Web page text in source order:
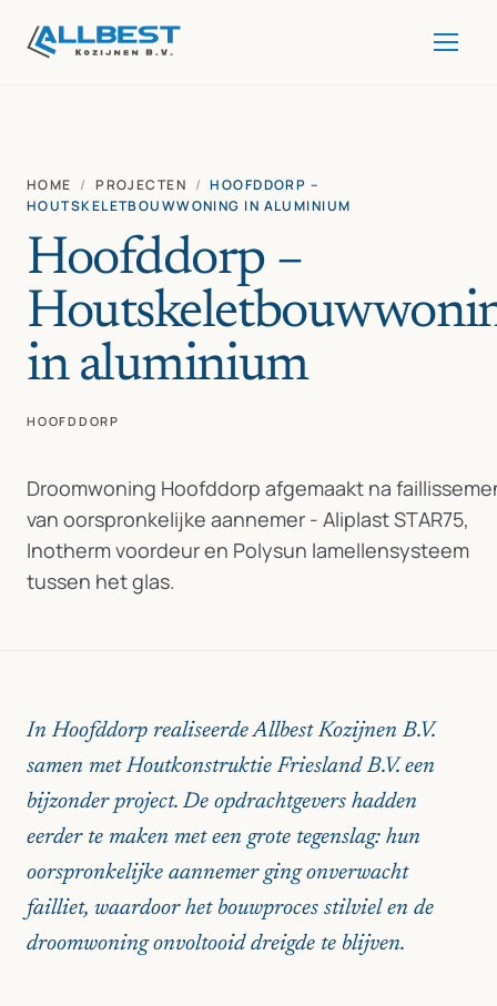
HOME / PROJECTEN / HOOFDDORP –
HOUTSKELETBOUWWONING IN ALUMINIUM
Hoofddorp –
in aluminium
HOOFDDORP
Droomwoning Hoofddorp afgemaakt na
van oorspronkelijke aannemer - Aliplast STAR75,
Inotherm voordeur en Polysun lamellensysteem
tussen het glas.
In Hoofddorp realiseerde Allbest Kozijnen B.V.
samen met Houtkonstruktie Friesland B.V. een
bijzonder project. De opdrachtgevers hadden
eerder te maken met een grote tegenslag: hun
oorspronkelijke aannemer ging onverwacht
failliet, waardoor het bouwproces stilviel en de
droomwoning onvoltooid dreigde te blijven.